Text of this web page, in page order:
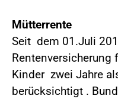
Mütterrente
Seit dem 01.Juli
Rentenversicherung
Kinder zwei Jahre
berücksichtigt .